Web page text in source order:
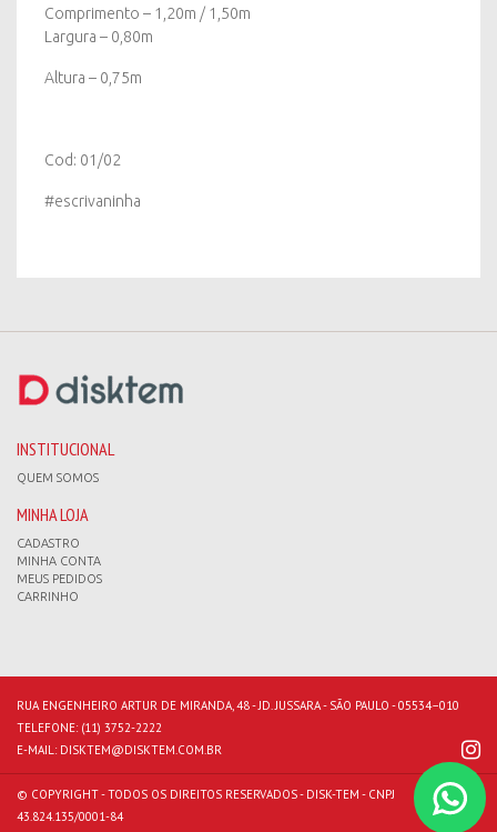
Comprimento – 1,20m / 1,50m
Largura – 0,80m
Altura – 0,75m
Cod: 01/02
#escrivaninha
INSTITUCIONAL
QUEM SOMOS
MINHA LOJA
CADASTRO
MINHA CONTA
MEUS PEDIDOS
CARRINHO
RUA ENGENHEIRO ARTUR DE MIRANDA, 48 - JD. JUSSARA - SÃO PAULO - 05534–010
TELEFONE: (11) 3752-2222
E-MAIL: DISKTEM@DISKTEM.COM.BR
© COPYRIGHT - TODOS OS DIREITOS RESERVADOS - DISK-TEM - CNPJ
43.824.135/0001-84